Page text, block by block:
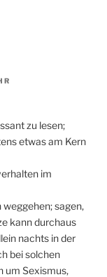
zu lesen;
etwas am Kern
im
sagen,
kann durchaus
nachts in der
bei solchen
um Sexismus,